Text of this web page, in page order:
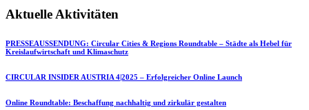
Aktuelle Aktivitäten
PRESSEAUSSENDUNG: Circular Cities & Regions Roundtable – Städte als Hebel für
Kreislaufwirtschaft und Klimaschutz
CIRCULAR INSIDER AUSTRIA 4|2025 – Erfolgreicher Online Launch
Online Roundtable: Beschaffung nachhaltig und zirkulär gestalten